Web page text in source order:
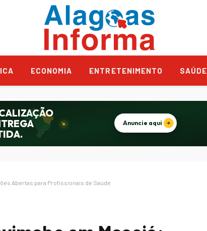
ECONOMIA ENTRETENIMENTO SAÚDE
Abertas para Profissionais de Saúde